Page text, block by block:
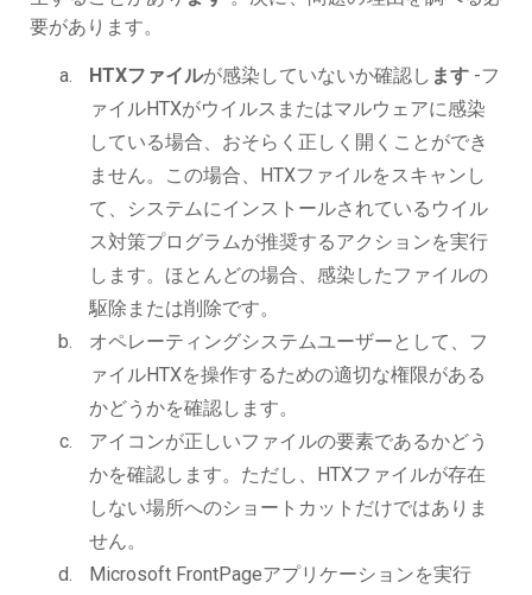
要があります。
HTXファイルが感染していないか確認し ます -フ
ァイルHTXがウイルスまたはマルウェアに感染
している場合、おそらく正しく開くことができ
ません。この場合、HTXファイルをスキャンし
て、システムにインストールされているウイル
ス対策プログラムが推奨するアクションを実行
します。ほとんどの場合、感染したファイルの
駆除または削除です。
オペレーティングシステムユーザーとして、フ
ァイルHTXを操作するための適切な権限がある
かどうかを確認します。
アイコンが正しいファイルの要素であるかどう
かを確認します。ただし、HTXファイルが存在
しない場所へのショートカットだけではありま
せん。
Microsoft FrontPageアプリケーションを実行